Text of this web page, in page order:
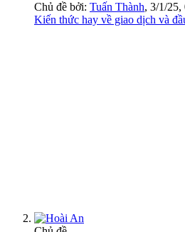
Chủ đề bởi: Tuấn Thành, 3/1/25,
Kiến thức hay về giao dịch và